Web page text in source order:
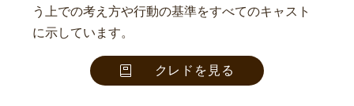
う上での考え方や行動の基準をすべてのキャスト
に示しています。
クレドを見る